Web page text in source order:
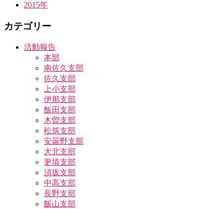
2015年
カテゴリー
活動報告
本部
南佐久支部
佐久支部
上小支部
伊那支部
飯田支部
木曽支部
松筑支部
安曇野支部
大北支部
更埴支部
須坂支部
中高支部
長野支部
飯山支部